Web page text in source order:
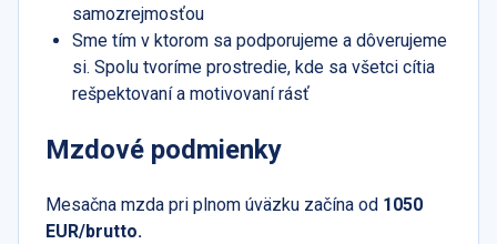
samozrejmosťou
Sme tím v ktorom sa podporujeme a dôverujeme
si. Spolu tvoríme prostredie, kde sa všetci cítia
rešpektovaní a motivovaní rásť
Mzdové podmienky
Mesačna mzda pri plnom úväzku začína od 1050
EUR/brutto.